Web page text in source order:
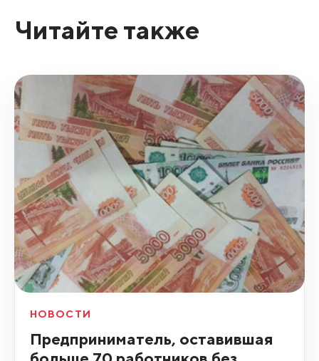
Читайте также
НОВОСТИ
Предприниматель, оставившая